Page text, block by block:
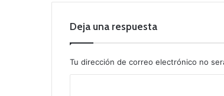
Deja una respuesta
Tu dirección de correo electrónico no